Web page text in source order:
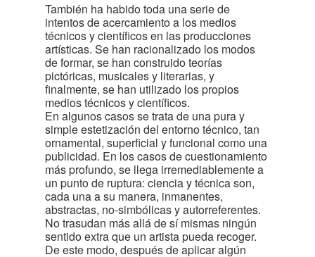
También ha habido toda una serie de
intentos de acercamiento a los medios
técnicos y científicos en las producciones
artísticas. Se han racionalizado los modos
de formar, se han construido teorías
pictóricas, musicales y literarias, y
finalmente, se han utilizado los propios
medios técnicos y científicos.
En algunos casos se trata de una pura y
simple estetización del entorno técnico, tan
ornamental, superficial y funcional como una
publicidad. En los casos de cuestionamiento
más profundo, se llega irremediablemente a
un punto de ruptura: ciencia y técnica son,
cada una a su manera, inmanentes,
abstractas, no-simbólicas y autorreferentes.
No trasudan más allá de sí mismas ningún
sentido extra que un artista pueda recoger.
De este modo, después de aplicar algún